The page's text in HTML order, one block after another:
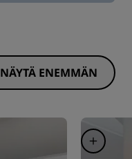
NÄYTÄ ENEMMÄN